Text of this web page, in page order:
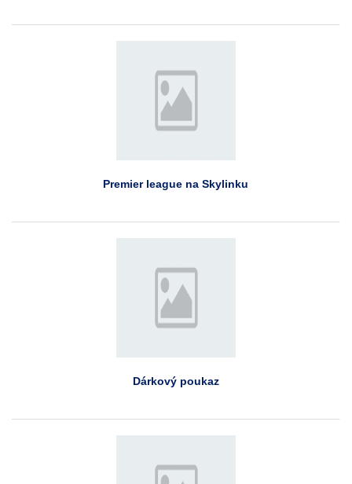
Premier league na Skylinku
Dárkový poukaz